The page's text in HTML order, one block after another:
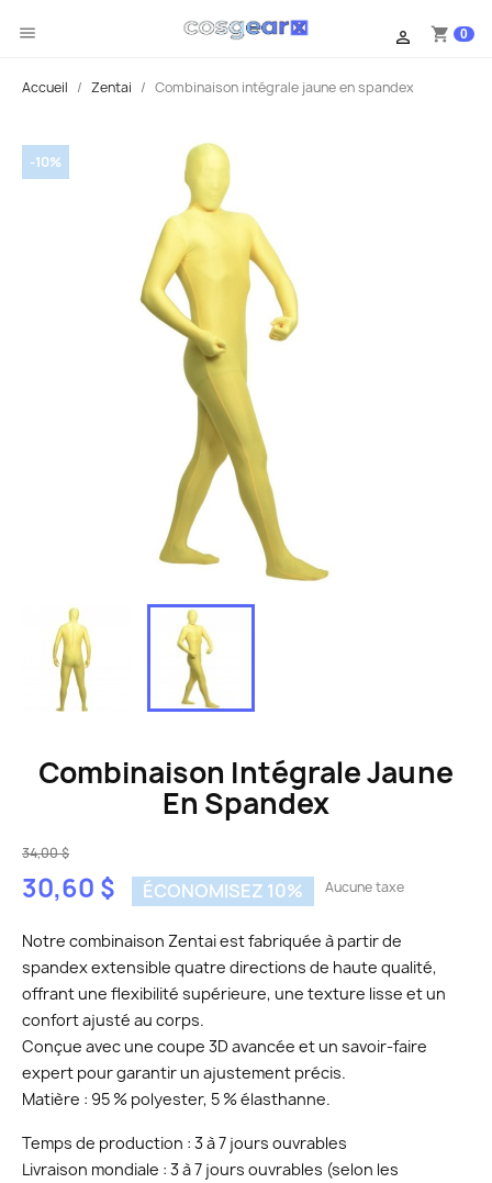
 shopping_cart 0

Accueil Zentai Combinaison intégrale jaune en spandex
-10%
Combinaison Intégrale Jaune
En Spandex
34,00 $
30,60 $ ÉCONOMISEZ 10% Aucune taxe
Notre combinaison Zentai est fabriquée à partir de
spandex extensible quatre directions de haute qualité,
offrant une flexibilité supérieure, une texture lisse et un
confort ajusté au corps.
Conçue avec une coupe 3D avancée et un savoir-faire
expert pour garantir un ajustement précis.
Matière : 95 % polyester, 5 % élasthanne.
Temps de production : 3 à 7 jours ouvrables
Livraison mondiale : 3 à 7 jours ouvrables (selon les